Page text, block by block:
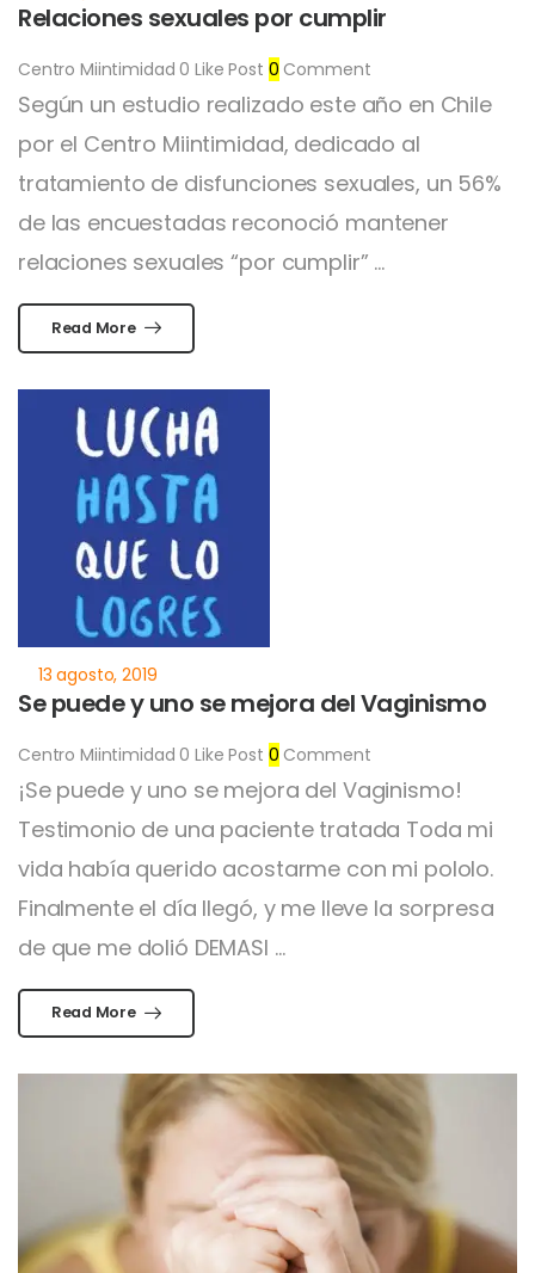
Relaciones sexuales por cumplir
Centro Miintimidad 0 Like Post 0 Comment
Según un estudio realizado este año en Chile
por el Centro Miintimidad, dedicado al
tratamiento de disfunciones sexuales, un 56%
de las encuestadas reconoció mantener
relaciones sexuales “por cumplir” ...
Read More
Se puede y uno se mejora del Vaginismo
Centro Miintimidad 0 Like Post 0 Comment
¡Se puede y uno se mejora del Vaginismo!
Testimonio de una paciente tratada Toda mi
vida había querido acostarme con mi pololo.
Finalmente el día llegó, y me lleve la sorpresa
de que me dolió DEMASI ...
Read More